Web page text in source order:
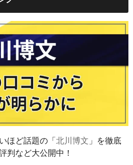
ほど話題の「北川博文 」を徹底
判など大公開中！